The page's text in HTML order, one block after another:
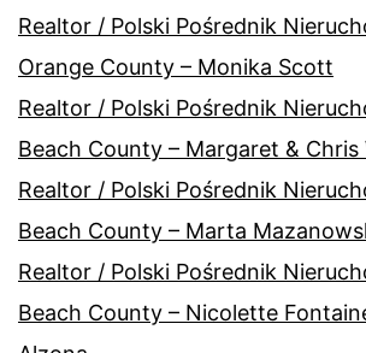
Realtor / Polski Pośrednik
Orange County – Monika Scott
Realtor / Polski Pośrednik
Beach County – Margaret &
Realtor / Polski Pośrednik
Beach County – Marta
Realtor / Polski Pośrednik
Beach County – Nicolette